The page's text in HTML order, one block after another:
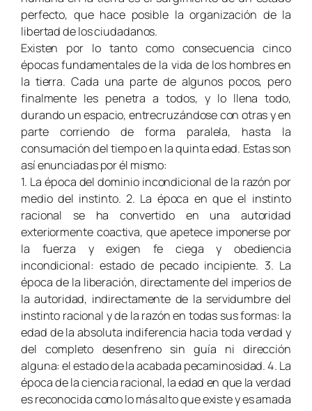
perfecto, que hace posible la organización de la
libertad de los ciudadanos.
Existen por lo tanto como consecuencia cinco
épocas fundamentales de la vida de los hombres en
la tierra. Cada una parte de algunos pocos, pero
finalmente les penetra a todos, y lo llena todo,
durando un espacio, entrecruzándose con otras y en
parte corriendo de forma paralela, hasta la
consumación del tiempo en la quinta edad. Estas son
así enunciadas por él mismo:
1. La época del dominio incondicional de la razón por
medio del instinto. 2. La época en que el instinto
racional se ha convertido en una autoridad
exteriormente coactiva, que apetece imponerse por
la fuerza y exigen fe ciega y obediencia
incondicional: estado de pecado incipiente. 3. La
época de la liberación, directamente del imperios de
la autoridad, indirectamente de la servidumbre del
instinto racional y de la razón en todas sus formas: la
edad de la absoluta indiferencia hacia toda verdad y
del completo desenfreno sin guía ni dirección
alguna: el estado de la acabada pecaminosidad. 4. La
época de la ciencia racional, la edad en que la verdad
es reconocida como lo más alto que existe y es amada